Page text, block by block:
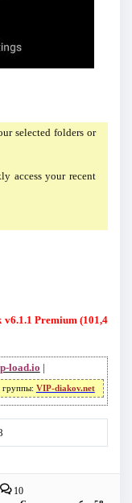
selected folders or
access your recent
Premium (101,4
load.io |
группы: VIP-diakov.net
10